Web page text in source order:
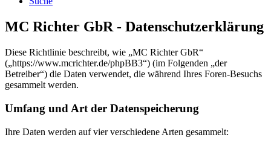
MC Richter GbR - Datenschutzerklärung
Diese Richtlinie beschreibt, wie „MC Richter GbR“
(„https://www.mcrichter.de/phpBB3“) (im Folgenden „der
Betreiber“) die Daten verwendet, die während Ihres Foren-Besuchs
gesammelt werden.
Umfang und Art der Datenspeicherung
Ihre Daten werden auf vier verschiedene Arten gesammelt: